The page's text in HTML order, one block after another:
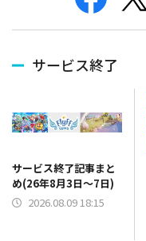
サービス終了
サービス終了記事まと
め(26年8月3日～7日)
2026.08.09 18:15